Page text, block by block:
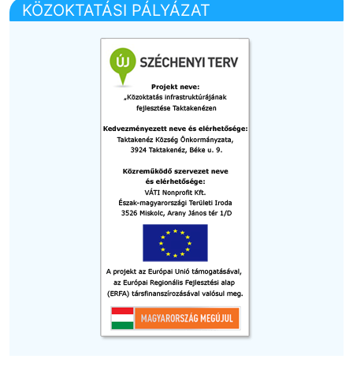
KÖZOKTATÁSI PÁLYÁZAT